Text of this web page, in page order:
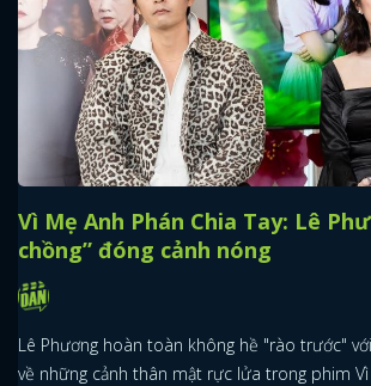
Vì Mẹ Anh Phán Chia Tay: Lê
chồng” đóng cảnh nóng
Lê Phương hoàn toàn không hề "rào trước"
về những cảnh thân mật rực lửa trong phim Vì